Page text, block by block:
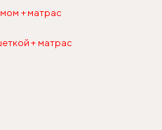
+ матрас
+ матрас